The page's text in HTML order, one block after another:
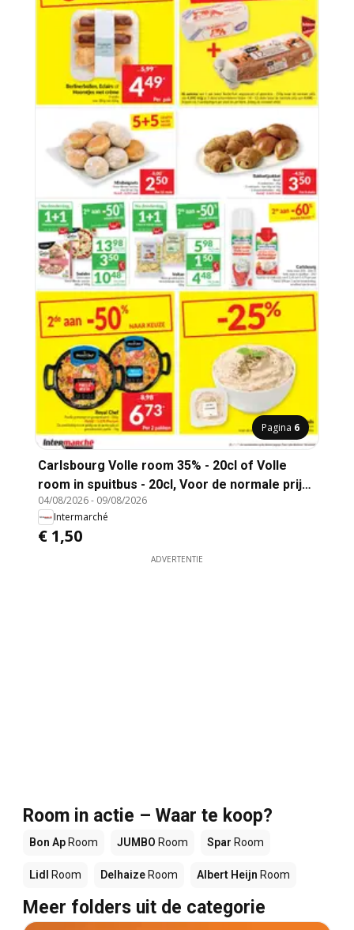
Pagina 6
Carlsbourg Volle room 35% - 20cl of Volle
room in spuitbus - 20cl, Voor de normale prijs
van € 2,45 tot € 4,79 per pak
04/08/2026- 09/08/2026
Intermarché
€ 1,50
ADVERTENTIE
Room in actie – Waar te koop?
Bon Ap Room JUMBO Room Spar Room
Lidl Room Delhaize Room Albert Heijn Room
Meer folders uit de categorie